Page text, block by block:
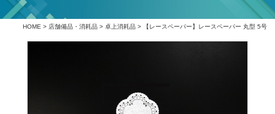
HOME > 店舗備品・消耗品> 卓上消耗品> 【レースペーパー】レースペーパー 丸型 5号